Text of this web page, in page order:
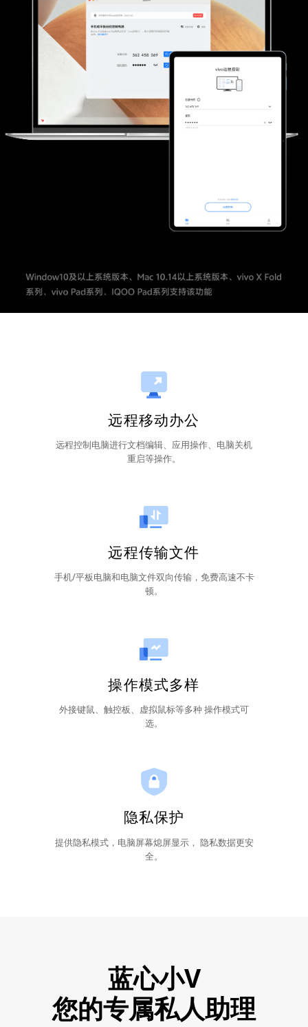
远程移动办公
远程控制电脑进行文档编辑、应用操作、电脑关机
重启等操作。
远程传输文件
手机/平板电脑和电脑文件双向传输，免费高速不卡
顿。
操作模式多样
外接键鼠、触控板、虚拟鼠标等多种 操作模式可
选。
隐私保护
提供隐私模式，电脑屏幕熄屏显示， 隐私数据更安
全。
蓝心小V
您的专属私人助理